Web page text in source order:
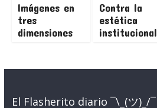
Imágenes en
tres
dimensiones
Contra la
estética
institucional
El Flasherito diario ¯\_(ツ)_/¯